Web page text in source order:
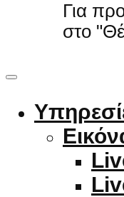
Για
στο